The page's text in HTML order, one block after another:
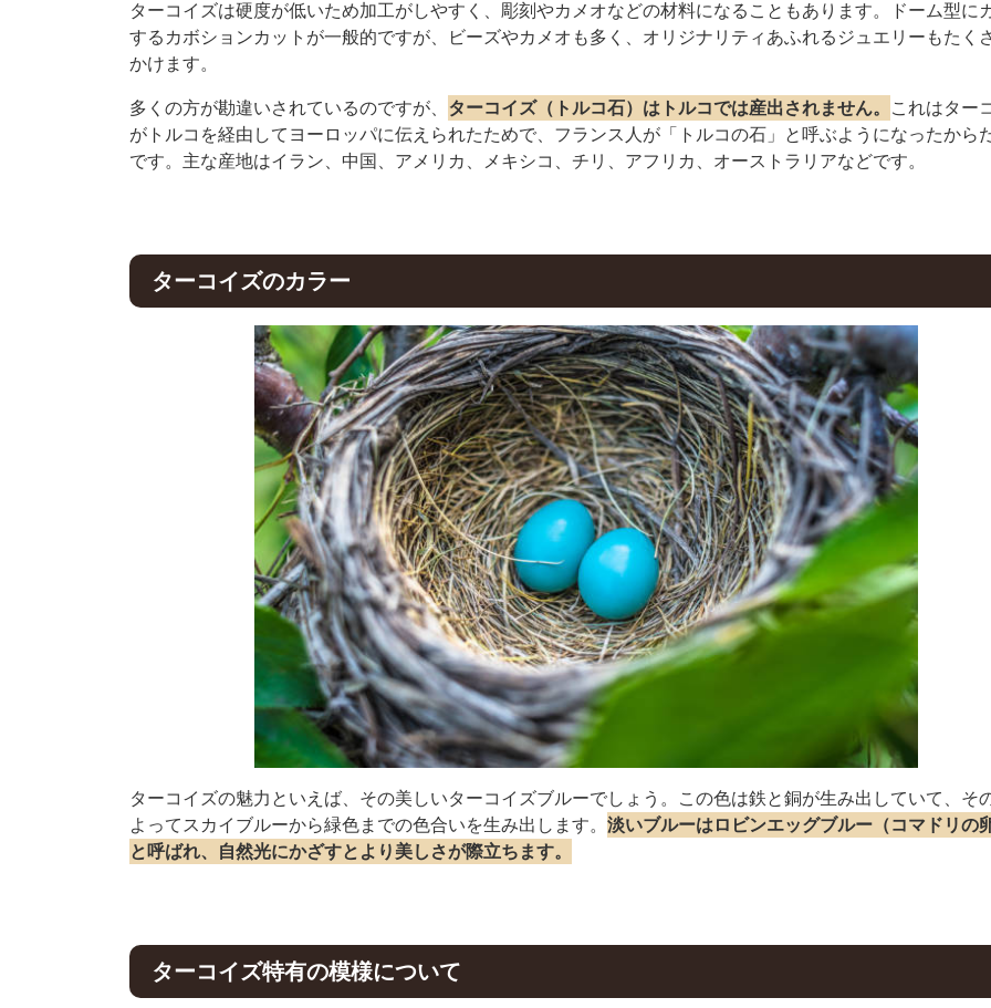
ターコイズは硬度が低いため加工がしやすく、彫刻やカメオなどの材料になることもあります。ドーム型に
するカボションカットが一般的ですが、ビーズやカメオも多く、オリジナリティあふれるジュエリーもたく
かけます。
多くの方が勘違いされているのですが、 ターコイズ（トルコ石）はトルコでは産出されません。
これはター
がトルコを経由してヨーロッパに伝えられたためで、フランス人が「トルコの石」と呼ぶようになったから
です。主な産地はイラン、中国、アメリカ、メキシコ、チリ、アフリカ、オーストラリアなどです。
ターコイズのカラー
ターコイズの魅力といえば、その美しいターコイズブルーでしょう。この色は鉄と銅が生み出していて、そ
よってスカイブルーから緑色までの色合いを生み出します。 淡いブルーはロビンエッグブルー（コマドリの
と呼ばれ、自然光にかざすとより美しさが際立ちます。
ターコイズ特有の模様について